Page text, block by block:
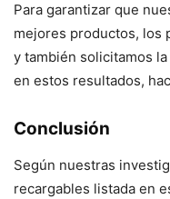
Para garantizar que
mejores productos, los
y también solicitamos
en estos resultados,
Conclusión
Según nuestras
recargables listada en